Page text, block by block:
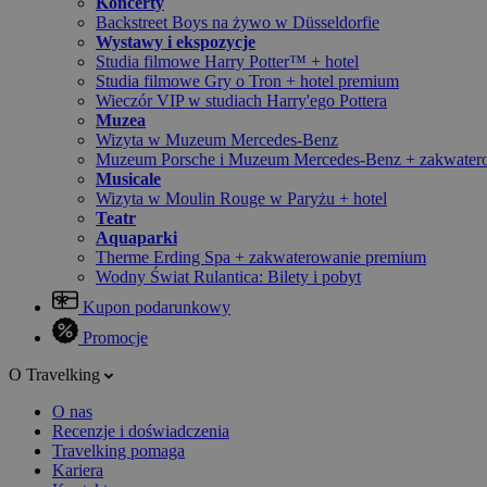
Backstreet Boys na żywo w Düsseldorfie
Wystawy i ekspozycje
Studia filmowe Harry Potter™ + hotel
Studia filmowe Gry o Tron + hotel premium
Wieczór VIP w studiach Harry'ego Pottera
Muzea
Wizyta w Muzeum Mercedes-Benz
Muzeum Porsche i Muzeum Mercedes-Benz +
Musicale
Wizyta w Moulin Rouge w Paryżu + hotel
Teatr
Aquaparki
Therme Erding Spa + zakwaterowanie premium
Wodny Świat Rulantica: Bilety i pobyt
Kupon podarunkowy
Promocje
O Travelking
O nas
Recenzje i doświadczenia
Travelking pomaga
Kariera